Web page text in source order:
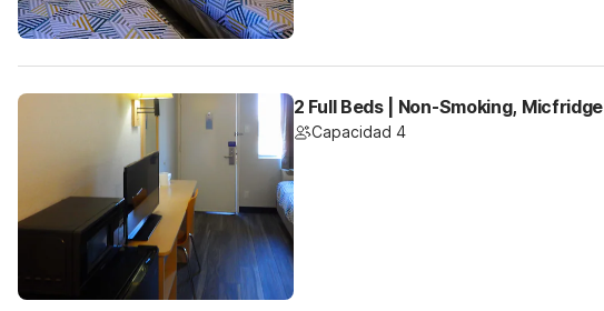
2 Full Beds | Non-Smoking, Micfridge
Capacidad 4